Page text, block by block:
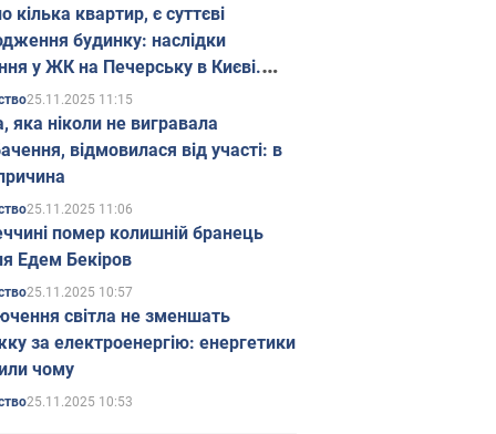
кілька квартир, є суттєві
будинку: наслідки
у ЖК на Печерську в Києві.
25.11.2025 11:15
яка ніколи не вигравала
відмовилася від участі: в
25.11.2025 11:06
помер колишній бранець
Едем Бекіров
25.11.2025 10:57
світла не зменшать
за електроенергію: енергетики
чому
25.11.2025 10:53